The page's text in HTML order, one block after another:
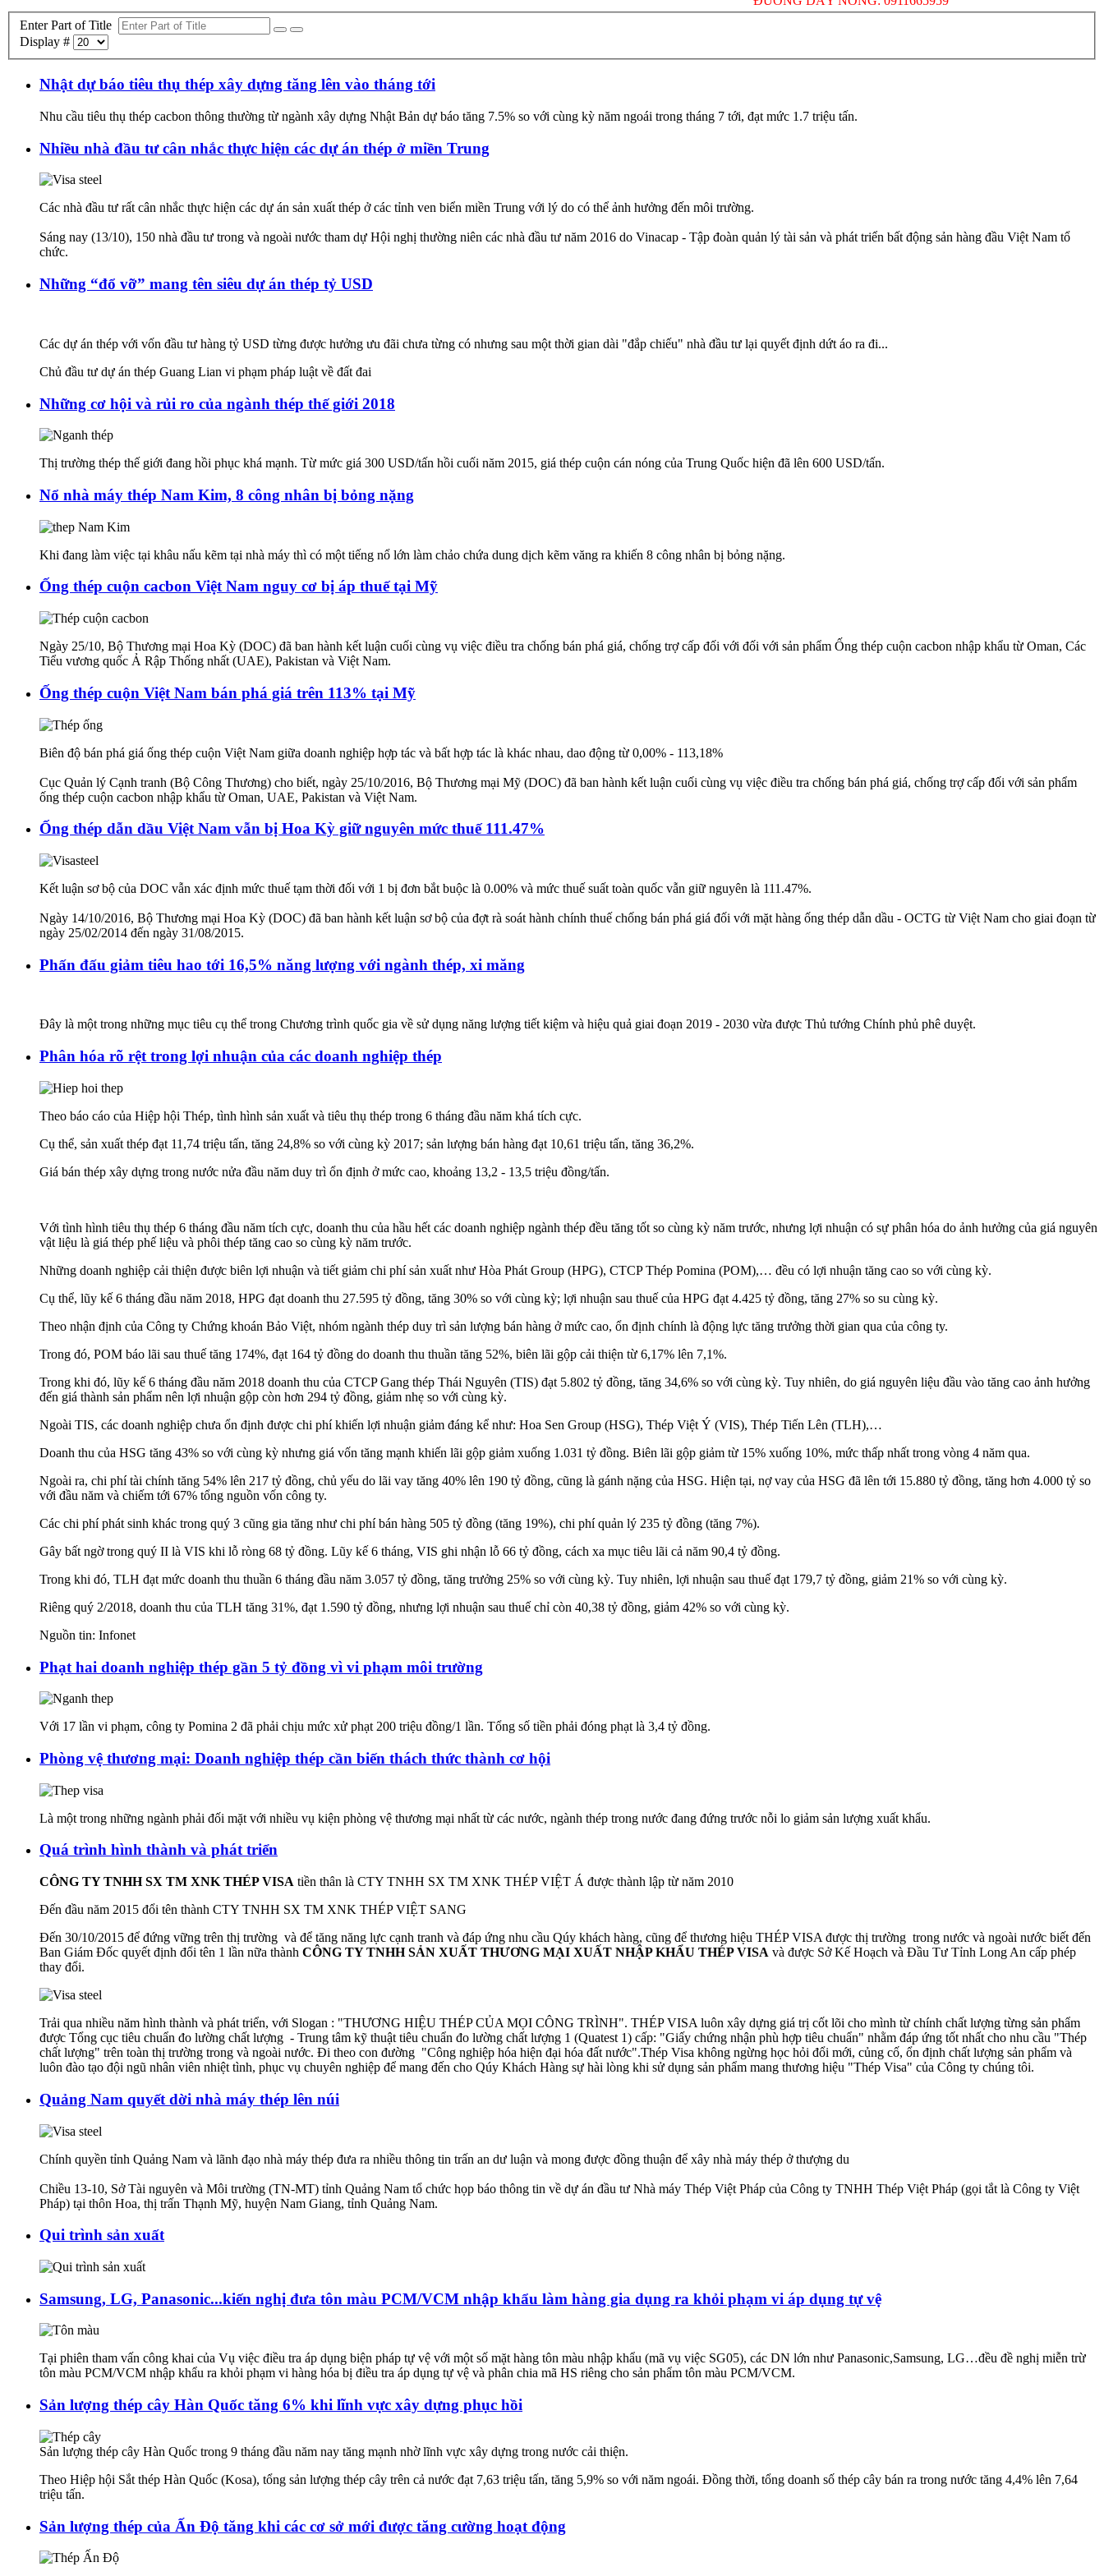
Enter Part of Title
Display #
Nhật dự báo tiêu thụ thép xây dựng tăng lên vào tháng tới
Nhu cầu tiêu thụ thép cacbon thông thường từ ngành xây dựng Nhật Bản dự báo tăng 7.5% so với cùng kỳ năm ngoái trong tháng 7 tới, đạt mức 1.7 triệu tấn.
Nhiều nhà đầu tư cân nhắc thực hiện các dự án thép ở miền Trung
Các nhà đầu tư rất cân nhắc thực hiện các dự án sản xuất thép ở các tỉnh ven biển miền Trung với lý do có thể ảnh hưởng đến môi trường.
Sáng nay (13/10), 150 nhà đầu tư trong và ngoài nước tham dự Hội nghị thường niên các nhà đầu tư năm 2016 do Vinacap - Tập đoàn quản lý tài sản và phát triển bất động sản hàng đầu Việt Nam tổ
chức.
Những “đổ vỡ” mang tên siêu dự án thép tỷ USD
Các dự án thép với vốn đầu tư hàng tỷ USD từng được hưởng ưu đãi chưa từng có nhưng sau một thời gian dài "đắp chiếu" nhà đầu tư lại quyết định dứt áo ra đi...
Chủ đầu tư dự án thép Guang Lian vi phạm pháp luật về đất đai
Những cơ hội và rủi ro của ngành thép thế giới 2018
Thị trường thép thế giới đang hồi phục khá mạnh. Từ mức giá 300 USD/tấn hồi cuối năm 2015, giá thép cuộn cán nóng của Trung Quốc hiện đã lên 600 USD/tấn.
Nổ nhà máy thép Nam Kim, 8 công nhân bị bỏng nặng
Khi đang làm việc tại khâu nấu kẽm tại nhà máy thì có một tiếng nổ lớn làm chảo chứa dung dịch kẽm văng ra khiến 8 công nhân bị bỏng nặng.
Ống thép cuộn cacbon Việt Nam nguy cơ bị áp thuế tại Mỹ
Ngày 25/10, Bộ Thương mại Hoa Kỳ (DOC) đã ban hành kết luận cuối cùng vụ việc điều tra chống bán phá giá, chống trợ cấp đối với đối với sản phẩm Ống thép cuộn cacbon nhập khẩu từ Oman, Các
Tiểu vương quốc Ả Rập Thống nhất (UAE), Pakistan và Việt Nam.
Ống thép cuộn Việt Nam bán phá giá trên 113% tại Mỹ
Biên độ bán phá giá ống thép cuộn Việt Nam giữa doanh nghiệp hợp tác và bất hợp tác là khác nhau, dao động từ 0,00% - 113,18%
Cục Quản lý Cạnh tranh (Bộ Công Thương) cho biết, ngày 25/10/2016, Bộ Thương mại Mỹ (DOC) đã ban hành kết luận cuối cùng vụ việc điều tra chống bán phá giá, chống trợ cấp đối với sản phẩm
ống thép cuộn cacbon nhập khẩu từ Oman, UAE, Pakistan và Việt Nam.
Ống thép dẫn dầu Việt Nam vẫn bị Hoa Kỳ giữ nguyên mức thuế 111.47%
Kết luận sơ bộ của DOC vẫn xác định mức thuế tạm thời đối với 1 bị đơn bắt buộc là 0.00% và mức thuế suất toàn quốc vẫn giữ nguyên là 111.47%.
Ngày 14/10/2016, Bộ Thương mại Hoa Kỳ (DOC) đã ban hành kết luận sơ bộ của đợt rà soát hành chính thuế chống bán phá giá đối với mặt hàng ống thép dẫn dầu - OCTG từ Việt Nam cho giai đoạn từ
ngày 25/02/2014 đến ngày 31/08/2015.
Phấn đấu giảm tiêu hao tới 16,5% năng lượng với ngành thép, xi măng
Đây là một trong những mục tiêu cụ thể trong Chương trình quốc gia về sử dụng năng lượng tiết kiệm và hiệu quả giai đoạn 2019 - 2030 vừa được Thủ tướng Chính phủ phê duyệt.
Phân hóa rõ rệt trong lợi nhuận của các doanh nghiệp thép
Theo báo cáo của Hiệp hội Thép, tình hình sản xuất và tiêu thụ thép trong 6 tháng đầu năm khá tích cực.
Cụ thể, sản xuất thép đạt 11,74 triệu tấn, tăng 24,8% so với cùng kỳ 2017; sản lượng bán hàng đạt 10,61 triệu tấn, tăng 36,2%.
Giá bán thép xây dựng trong nước nửa đầu năm duy trì ổn định ở mức cao, khoảng 13,2 - 13,5 triệu đồng/tấn.
Với tình hình tiêu thụ thép 6 tháng đầu năm tích cực, doanh thu của hầu hết các doanh nghiệp ngành thép đều tăng tốt so cùng kỳ năm trước, nhưng lợi nhuận có sự phân hóa do ảnh hưởng của giá nguyên
vật liệu là giá thép phế liệu và phôi thép tăng cao so cùng kỳ năm trước.
Những doanh nghiệp cải thiện được biên lợi nhuận và tiết giảm chi phí sản xuất như Hòa Phát Group (HPG), CTCP Thép Pomina (POM),… đều có lợi nhuận tăng cao so với cùng kỳ.
Cụ thể, lũy kế 6 tháng đầu năm 2018, HPG đạt doanh thu 27.595 tỷ đồng, tăng 30% so với cùng kỳ; lợi nhuận sau thuế của HPG đạt 4.425 tỷ đồng, tăng 27% so su cùng kỳ.
Theo nhận định của Công ty Chứng khoán Bảo Việt, nhóm ngành thép duy trì sản lượng bán hàng ở mức cao, ổn định chính là động lực tăng trưởng thời gian qua của công ty.
Trong đó, POM báo lãi sau thuế tăng 174%, đạt 164 tỷ đồng do doanh thu thuần tăng 52%, biên lãi gộp cải thiện từ 6,17% lên 7,1%.
Trong khi đó, lũy kế 6 tháng đầu năm 2018 doanh thu của CTCP Gang thép Thái Nguyên (TIS) đạt 5.802 tỷ đồng, tăng 34,6% so với cùng kỳ. Tuy nhiên, do giá nguyên liệu đầu vào tăng cao ảnh hưởng
đến giá thành sản phẩm nên lợi nhuận gộp còn hơn 294 tỷ đồng, giảm nhẹ so với cùng kỳ.
Ngoài TIS, các doanh nghiệp chưa ổn định được chi phí khiến lợi nhuận giảm đáng kể như: Hoa Sen Group (HSG), Thép Việt Ý (VIS), Thép Tiến Lên (TLH),…
Doanh thu của HSG tăng 43% so với cùng kỳ nhưng giá vốn tăng mạnh khiến lãi gộp giảm xuống 1.031 tỷ đồng. Biên lãi gộp giảm từ 15% xuống 10%, mức thấp nhất trong vòng 4 năm qua.
Ngoài ra, chi phí tài chính tăng 54% lên 217 tỷ đồng, chủ yếu do lãi vay tăng 40% lên 190 tỷ đồng, cũng là gánh nặng của HSG. Hiện tại, nợ vay của HSG đã lên tới 15.880 tỷ đồng, tăng hơn 4.000 tỷ so
với đầu năm và chiếm tới 67% tổng nguồn vốn công ty.
Các chi phí phát sinh khác trong quý 3 cũng gia tăng như chi phí bán hàng 505 tỷ đồng (tăng 19%), chi phí quản lý 235 tỷ đồng (tăng 7%).
Gây bất ngờ trong quý II là VIS khi lỗ ròng 68 tỷ đồng. Lũy kế 6 tháng, VIS ghi nhận lỗ 66 tỷ đồng, cách xa mục tiêu lãi cả năm 90,4 tỷ đồng.
Trong khi đó, TLH đạt mức doanh thu thuần 6 tháng đầu năm 3.057 tỷ đồng, tăng trưởng 25% so với cùng kỳ. Tuy nhiên, lợi nhuận sau thuế đạt 179,7 tỷ đồng, giảm 21% so với cùng kỳ.
Riêng quý 2/2018, doanh thu của TLH tăng 31%, đạt 1.590 tỷ đồng, nhưng lợi nhuận sau thuế chỉ còn 40,38 tỷ đồng, giảm 42% so với cùng kỳ.
Nguồn tin: Infonet
Phạt hai doanh nghiệp thép gần 5 tỷ đồng vì vi phạm môi trường
Với 17 lần vi phạm, công ty Pomina 2 đã phải chịu mức xử phạt 200 triệu đồng/1 lần. Tổng số tiền phải đóng phạt là 3,4 tỷ đồng.
Phòng vệ thương mại: Doanh nghiệp thép cần biến thách thức thành cơ hội
Là một trong những ngành phải đối mặt với nhiều vụ kiện phòng vệ thương mại nhất từ các nước, ngành thép trong nước đang đứng trước nỗi lo giảm sản lượng xuất khẩu.
Quá trình hình thành và phát triển
CÔNG TY TNHH SX TM XNK THÉP VISA tiền thân là CTY TNHH SX TM XNK THÉP VIỆT Á được thành lập từ năm 2010
Đến đầu năm 2015 đổi tên thành CTY TNHH SX TM XNK THÉP VIỆT SANG
Đến 30/10/2015 để đứng vững trên thị trường và để tăng năng lực cạnh tranh và đáp ứng nhu cầu Qúy khách hàng, cũng để thương hiệu THÉP VISA được thị trường trong nước và ngoài nước biết đến
Ban Giám Đốc quyết định đổi tên 1 lần nữa thành CÔNG TY TNHH SẢN XUẤT THƯƠNG MẠI XUẤT NHẬP KHẨU THÉP VISA và được Sở Kế Hoạch và Đầu Tư Tỉnh Long An cấp phép
thay đổi.
Trải qua nhiều năm hình thành và phát triển, với Slogan : "THƯƠNG HIỆU THÉP CỦA MỌI CÔNG TRÌNH". THÉP VISA luôn xây dựng giá trị cốt lõi cho mình từ chính chất lượng từng sản phẩm
được Tổng cục tiêu chuẩn đo lường chất lượng - Trung tâm kỹ thuật tiêu chuẩn đo lường chất lượng 1 (Quatest 1) cấp: "Giấy chứng nhận phù hợp tiêu chuẩn" nhằm đáp ứng tốt nhất cho nhu cầu "Thép
chất lượng" trên toàn thị trường trong và ngoài nước. Đi theo con đường "Công nghiệp hóa hiện đại hóa đất nước".Thép Visa không ngừng học hỏi đổi mới, củng cố, ổn định chất lượng sản phẩm và
luôn đào tạo đội ngũ nhân viên nhiệt tình, phục vụ chuyên nghiệp để mang đến cho Qúy Khách Hàng sự hài lòng khi sử dụng sản phẩm mang thương hiệu "Thép Visa" của Công ty chúng tôi.
Quảng Nam quyết dời nhà máy thép lên núi
Chính quyền tỉnh Quảng Nam và lãnh đạo nhà máy thép đưa ra nhiều thông tin trấn an dư luận và mong được đồng thuận để xây nhà máy thép ở thượng du
Chiều 13-10, Sở Tài nguyên và Môi trường (TN-MT) tỉnh Quảng Nam tổ chức họp báo thông tin về dự án đầu tư Nhà máy Thép Việt Pháp của Công ty TNHH Thép Việt Pháp (gọi tắt là Công ty Việt
Pháp) tại thôn Hoa, thị trấn Thạnh Mỹ, huyện Nam Giang, tỉnh Quảng Nam.
Qui trình sản xuất
Samsung, LG, Panasonic...kiến nghị đưa tôn màu PCM/VCM nhập khẩu làm hàng gia dụng ra khỏi phạm vi áp dụng tự vệ
Tại phiên tham vấn công khai của Vụ việc điều tra áp dụng biện pháp tự vệ với một số mặt hàng tôn màu nhập khẩu (mã vụ việc SG05), các DN lớn như Panasonic,Samsung, LG…đều đề nghị miễn trừ
tôn màu PCM/VCM nhập khẩu ra khỏi phạm vi hàng hóa bị điều tra áp dụng tự vệ và phân chia mã HS riêng cho sản phẩm tôn màu PCM/VCM.
Sản lượng thép cây Hàn Quốc tăng 6% khi lĩnh vực xây dựng phục hồi
Sản lượng thép cây Hàn Quốc trong 9 tháng đầu năm nay tăng mạnh nhờ lĩnh vực xây dựng trong nước cải thiện.
Theo Hiệp hội Sắt thép Hàn Quốc (Kosa), tổng sản lượng thép cây trên cả nước đạt 7,63 triệu tấn, tăng 5,9% so với năm ngoái. Đồng thời, tổng doanh số thép cây bán ra trong nước tăng 4,4% lên 7,64
triệu tấn.
Sản lượng thép của Ấn Độ tăng khi các cơ sở mới được tăng cường hoạt động